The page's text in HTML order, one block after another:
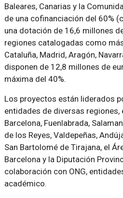
Baleares, Canarias y la
de una cofinanciación del 60%
una dotación de 16,6 millones
regiones catalogadas como
Cataluña, Madrid, Aragón,
disponen de 12,8 millones de
máxima del 40%.
Los proyectos están liderados
entidades de diversas regiones,
Barcelona, Fuenlabrada,
de los Reyes, Valdepeñas,
San Bartolomé de Tirajana, el
Barcelona y la Diputación
colaboración con ONG,
académico.